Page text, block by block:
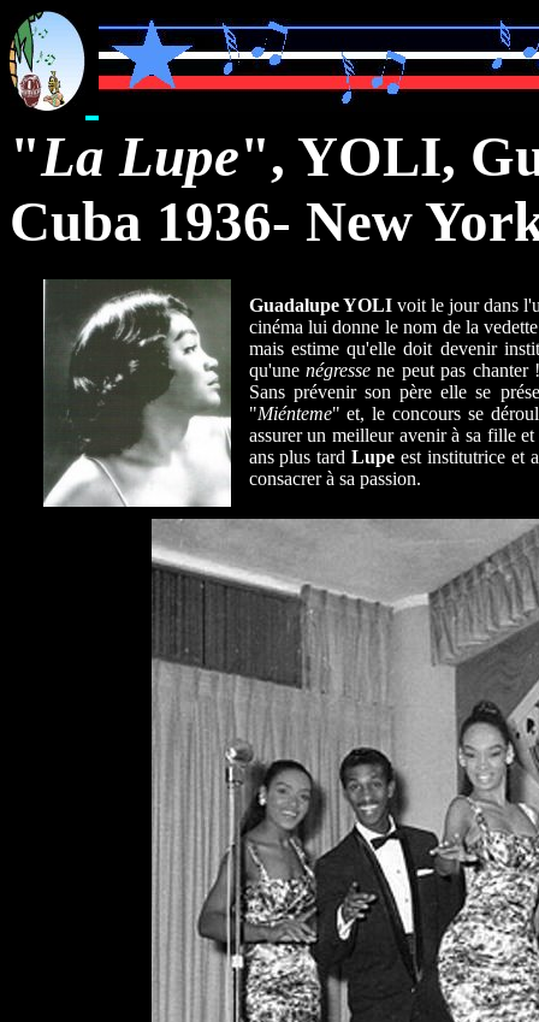
"La Lupe", YOLI,
Cuba 1936- New
Guadalupe YOLIvoit le jour dans
cinéma lui donne le nom de la
mais estime qu'elle doit devenir
qu'une négressene peut pas
Sans prévenir son père elle se
"Miénteme" et, le concours se
assurer un meilleur avenir à sa fille
ans plus tardLupe est institutrice et
consacrer à sa passion.